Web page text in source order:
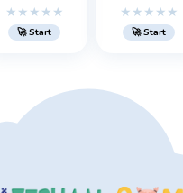
★ ★ ★ ★ ★
🚀 Start
★ ★ ★ ★ ★
🚀 Start